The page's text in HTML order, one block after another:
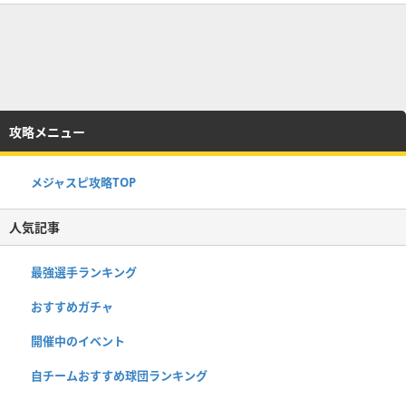
攻略メニュー
メジャスピ攻略TOP
人気記事
最強選手ランキング
おすすめガチャ
開催中のイベント
自チームおすすめ球団ランキング